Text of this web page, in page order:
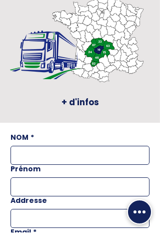
+ d'infos
NOM *
Prénom
Addresse
Email *